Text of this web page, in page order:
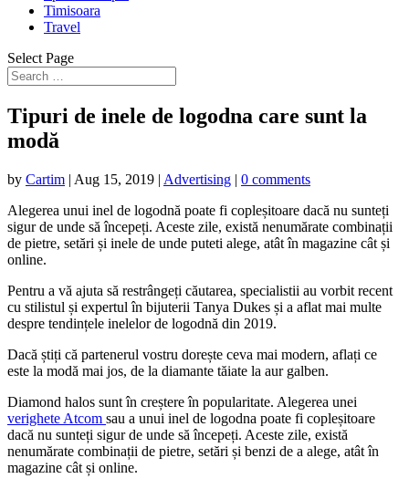
Timisoara
Travel
Select Page
Tipuri de inele de logodna care sunt la
modă
by Cartim | Aug 15, 2019 | Advertising | 0 comments
Alegerea unui inel de logodnă poate fi copleșitoare dacă nu sunteți
sigur de unde să începeți. Aceste zile, există nenumărate combinații
de pietre, setări și inele de unde puteti alege, atât în ​​magazine cât și
online.
Pentru a vă ajuta să restrângeți căutarea, specialistii au vorbit recent
cu stilistul și expertul în bijuterii Tanya Dukes și a aflat mai multe
despre tendințele inelelor de logodnă din 2019.
Dacă știți că partenerul vostru dorește ceva mai modern, aflați ce
este la modă mai jos, de la diamante tăiate la aur galben.
Diamond halos sunt în creștere în popularitate. Alegerea unei
verighete Atcom sau a unui inel de logodna poate fi copleșitoare
dacă nu sunteți sigur de unde să începeți. Aceste zile, există
nenumărate combinații de pietre, setări și benzi de a alege, atât în ​​
magazine cât și online.